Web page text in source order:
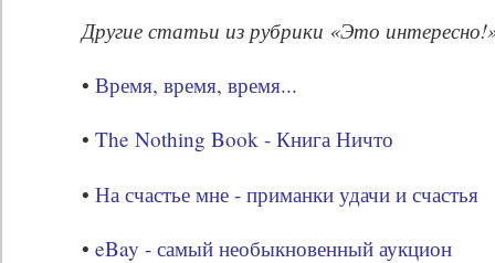
Другие статьи из рубрики «Это
• Время, время, время...
• The Nothing Book - Книга Ничто
• На счастье мне - приманки удачи и счастья
• eBay - самый необыкновенный аукцион